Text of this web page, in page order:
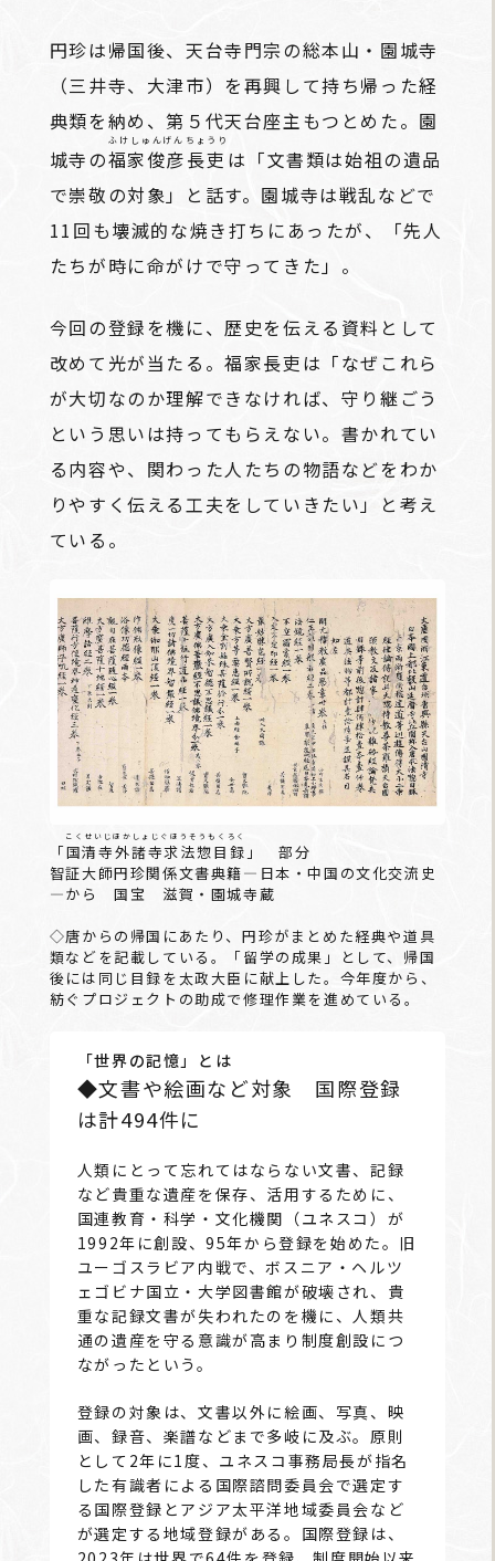
円珍は帰国後、天台寺門宗の総本山・園城寺
（三井寺、大津市）を再興して持ち帰った経
典類を納め、第５代天台座主もつとめた。園
城寺の福家俊彦
ふけしゅんげん
長吏
ちょうり
は「文書類は始祖の遺品
で崇敬の対象」と話す。園城寺は戦乱などで
11回も壊滅的な焼き打ちにあったが、「先人
たちが時に命がけで守ってきた」。
今回の登録を機に、歴史を伝える資料として
改めて光が当たる。福家長吏は「なぜこれら
が大切なのか理解できなければ、守り継ごう
という思いは持ってもらえない。書かれてい
る内容や、関わった人たちの物語などをわか
りやすく伝える工夫をしていきたい」と考え
ている。
「国清寺外諸寺求法惣目録
こくせいじほかしょじぐほうそうもくろく
」 部分
智証大師円珍関係文書典籍―日本・中国の文化交流史
―から 国宝 滋賀・園城寺蔵
◇唐からの帰国にあたり、円珍がまとめた経典や道具
類などを記載している。「留学の成果」として、帰国
後には同じ目録を太政大臣に献上した。今年度から、
紡ぐプロジェクトの助成で修理作業を進めている。
「世界の記憶」とは
◆文書や絵画など対象 国際登録
は計494件に
人類にとって忘れてはならない文書、記録
など貴重な遺産を保存、活用するために、
国連教育・科学・文化機関（ユネスコ）が
1992年に創設、95年から登録を始めた。旧
ユーゴスラビア内戦で、ボスニア・ヘルツ
ェゴビナ国立・大学図書館が破壊され、貴
重な記録文書が失われたのを機に、人類共
通の遺産を守る意識が高まり制度創設につ
ながったという。
登録の対象は、文書以外に絵画、写真、映
画、録音、楽譜などまで多岐に及ぶ。原則
として2年に1度、ユネスコ事務局長が指名
した有識者による国際諮問委員会で選定す
る国際登録とアジア太平洋地域委員会など
が選定する地域登録がある。国際登録は、